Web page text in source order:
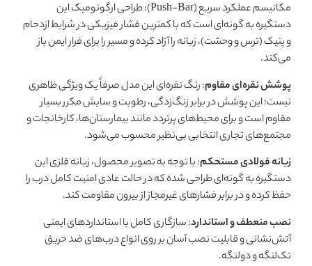
مکانیسم عملکرد سریع (Push-Bar): طراحی ارگونومیک این
دستگیره به گونه‌ای است که با کمترین فشار فیزیکی در شرایط ازدحام
و پنیک (ترس و وحشت)، زبانه را آزاد کرده و مسیر را برای فرار ایمن باز
می‌کند.
پوشش نقره‌ای مقاوم: رنگ نقره‌ای این مدل صرفاً یک ویژگی ظاهری
نیست؛ این پوشش در برابر زنگ‌زدگی، رطوبت و سایش مکرر بسیار
مقاوم است و برای محیط‌های پرتردد مانند بیمارستان‌ها، کارخانجات و
مجتمع‌های تجاری انتخابی بی‌نظیر محسوب می‌شود.
زبانه فولادی مستحکم: با توجه به تصویر محصول، زبانه فلزی این
دستگیره به گونه‌ای طراحی شده که در حالت عادی امنیت کامل درب را
حفظ کرده و در برابر فشارهای غیرمجاز از بیرون مقاومت کند.
نصب منعطف و استاندارد: سازگاری کامل با استانداردهای ایمنی
آتش‌نشانی و قابلیت نصب آسان بر روی انواع درب‌های ضد حریق
تک‌لنگه و دولنگه.